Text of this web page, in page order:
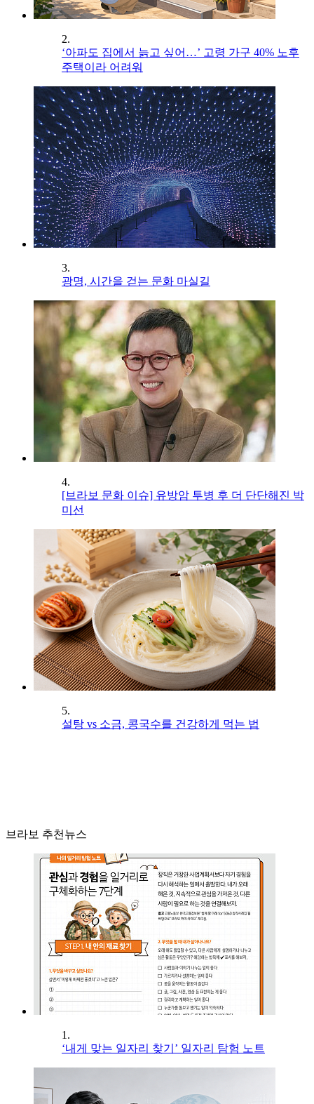
2.
‘아파도 집에서 늙고 싶어…’ 고령 가구 40% 노후
주택이라 어려워
3.
광명, 시간을 걷는 문화 마실길
4.
[브라보 문화 이슈] 유방암 투병 후 더 단단해진 박
미선
5.
설탕 vs 소금, 콩국수를 건강하게 먹는 법
브라보 추천뉴스
1.
‘내게 맞는 일자리 찾기’ 일자리 탐험 노트